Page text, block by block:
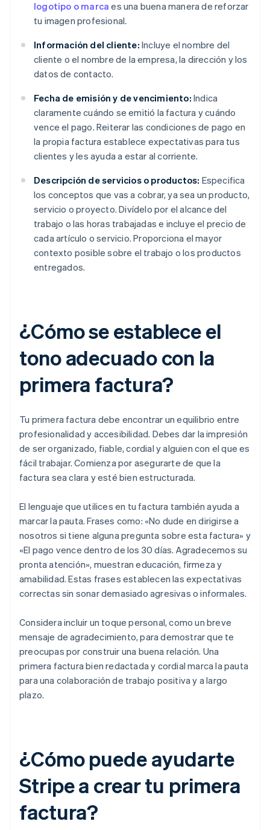
logotipo o marca es una buena manera de reforzar
tu imagen profesional.
Información del cliente: Incluye el nombre del
cliente o el nombre de la empresa, la dirección y los
datos de contacto.
Fecha de emisión y de vencimiento: Indica
claramente cuándo se emitió la factura y cuándo
vence el pago. Reiterar las condiciones de pago en
la propia factura establece expectativas para tus
clientes y les ayuda a estar al corriente.
Descripción de servicios o productos: Especifica
los conceptos que vas a cobrar, ya sea un producto,
servicio o proyecto. Divídelo por el alcance del
trabajo o las horas trabajadas e incluye el precio de
cada artículo o servicio. Proporciona el mayor
contexto posible sobre el trabajo o los productos
entregados.
¿Cómo se establece el
tono adecuado con la
primera factura?
Tu primera factura debe encontrar un equilibrio entre
profesionalidad y accesibilidad. Debes dar la impresión
de ser organizado, fiable, cordial y alguien con el que es
fácil trabajar. Comienza por asegurarte de que la
factura sea clara y esté bien estructurada.
El lenguaje que utilices en tu factura también ayuda a
marcar la pauta. Frases como: «No dude en dirigirse a
nosotros si tiene alguna pregunta sobre esta factura» y
«El pago vence dentro de los 30 días. Agradecemos su
pronta atención», muestran educación, firmeza y
amabilidad. Estas frases establecen las expectativas
correctas sin sonar demasiado agresivas o informales.
Considera incluir un toque personal, como un breve
mensaje de agradecimiento, para demostrar que te
preocupas por construir una buena relación. Una
primera factura bien redactada y cordial marca la pauta
para una colaboración de trabajo positiva y a largo
plazo.
¿Cómo puede ayudarte
Stripe a crear tu primera
factura?